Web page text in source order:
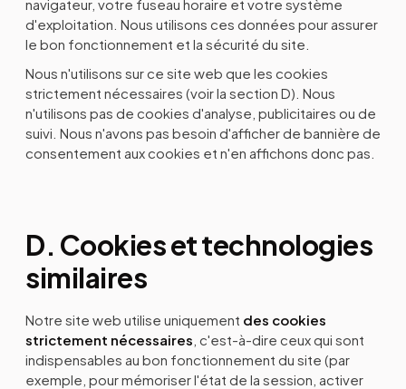
navigateur, votre fuseau horaire et votre système
d'exploitation. Nous utilisons ces données pour assurer
le bon fonctionnement et la sécurité du site.
Nous n'utilisons sur ce site web que les cookies
strictement nécessaires (voir la section D). Nous
n'utilisons pas de cookies d'analyse, publicitaires ou de
suivi. Nous n'avons pas besoin d'afficher de bannière de
consentement aux cookies et n'en affichons donc pas.
D. Cookies et technologies
similaires
Notre site web utilise uniquement des cookies
strictement nécessaires , c'est-à-dire ceux qui sont
indispensables au bon fonctionnement du site (par
exemple, pour mémoriser l'état de la session, activer